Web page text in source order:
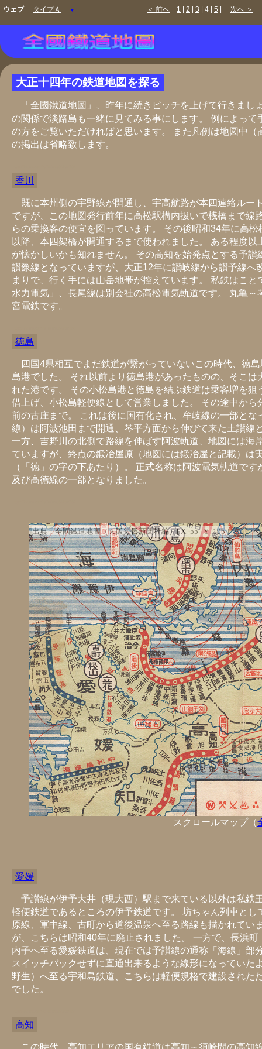
＜ 前へ 1 2 3 | 4 | 5 次へ ＞
ウェブ タイプＡ ▼
大正十四年の鉄道地図を探る
「全國鐵道地圖」、昨年に続きピッチを上げて行きまし
の関係で淡路島も一緒に見てみる事にします。 例によっ
の方をご覧いただければと思います。 また凡例は地図中
の掲出は省略致します。
香川
既に本州側の宇野線が開通し、宇高航路が本四連絡ルー
ですが、この地図発行前年に高松駅構内扱いで桟橋まで線
らの乗換客の便宜を図っています。 その後昭和34年に高
以降、本四架橋が開通するまで使われました。 ある程度
が懐かしいかも知れません。 その高知を始発点とする予
讃豫線となっていますが、大正12年に讃岐線から讃予線
まりで、行く手には山岳地帯が控えています。 私鉄はこ
水力電気」、長尾線は別会社の高松電気軌道です。 丸亀
宮電鉄です。
徳島
四国4県相互でまだ鉄道が繋がっていないこの時代、徳
島港でした。 それ以前より徳島港があったものの、そこ
れた港です。 その小松島港と徳島を結ぶ鉄道は乗客増を
借上げ、小松島軽便線として営業しました。 その途中か
前の古庄まで。 これは後に国有化され、牟岐線の一部と
線）は阿波池田まで開通、琴平方面から伸びて来た土讃線
一方、吉野川の北側で路線を伸ばす阿波軌道、地図には海
ていますが、終点の鍛冶屋原（地図には鍛冶屋と記載）は
（「徳」の字の下あたり）。 正式名称は阿波電気軌道で
及び高徳線の一部となりました。
スクロールマップ（
愛媛
予讃線が伊予大井（現大西）駅まで来ている以外は私鉄
軽便鉄道であるところの伊予鉄道です。 坊ちゃん列車と
原線、軍中線、古町から道後温泉へ至る路線も描かれてい
が、こちらは昭和40年に廃止されました。 一方で、長浜
内子へ至る愛媛鉄道は、現在では予讃線の通称「海線」部
スイッチバックせずに直通出来るような線形になっていた
野生）へ至る宇和島鉄道、こちらは軽便規格で建設された
でした。
高知